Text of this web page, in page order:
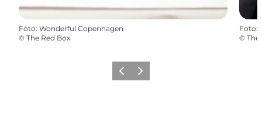
Foto: Wonderful Copenhagen
© The Red Box
Foto:
© The
ForrigeNæste